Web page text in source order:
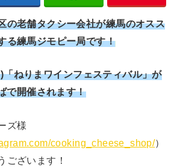
の老舗タクシー会社が練馬のオスス
る練馬ジモピー局です！
ねりまワインフェスティバル」が
で開催されます！
ズ様
cooking_cheese_shop/）
ございます！